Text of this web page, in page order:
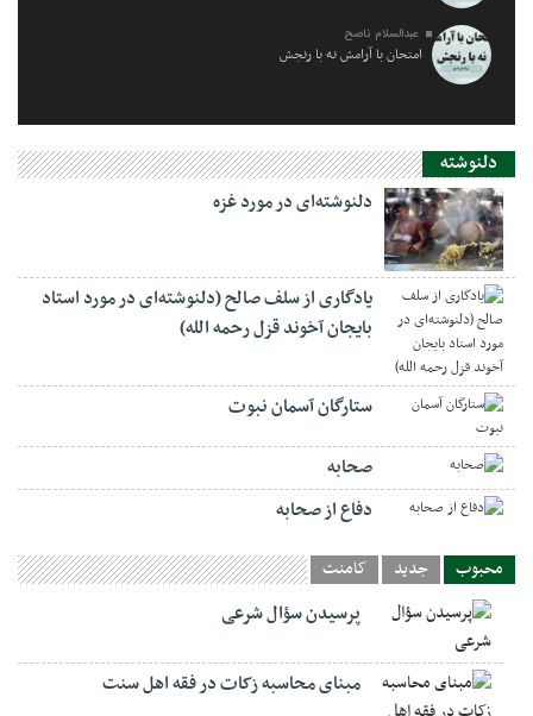
عبدالسلام ناصح
امتحان با آرامش نه با رنجش
دلنوشته
دلنوشته‌ای در مورد غزه
یادگاری از سلف صالح (دلنوشته‌ای در مورد استاد
بایجان آخوند قزل رحمه الله)
ستارگان آسمان نبوت
صحابه
دفاع از صحابه
محبوب جدید کامنت
پرسیدن سؤال شرعی
مبنای محاسبه زکات در فقه اهل سنت